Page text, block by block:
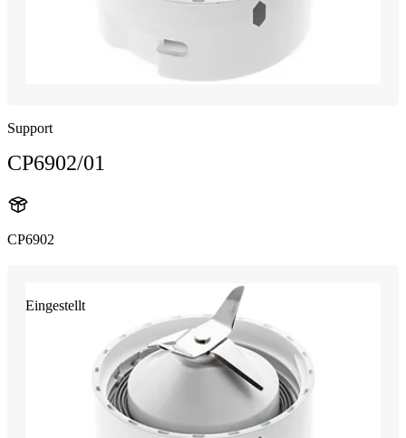
Support
CP6902/01
CP6902
Eingestellt